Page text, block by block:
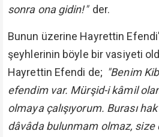
sonra ona gidin!" der.
Bunun üzerine Hayrettin
şeyhlerinin böyle bir vasiyeti
Hayrettin Efendi de; "Benim
efendim var. Mürşid-i kâmil
olmaya çalışıyorum. Burası
dâvâda bulunmam olmaz, size